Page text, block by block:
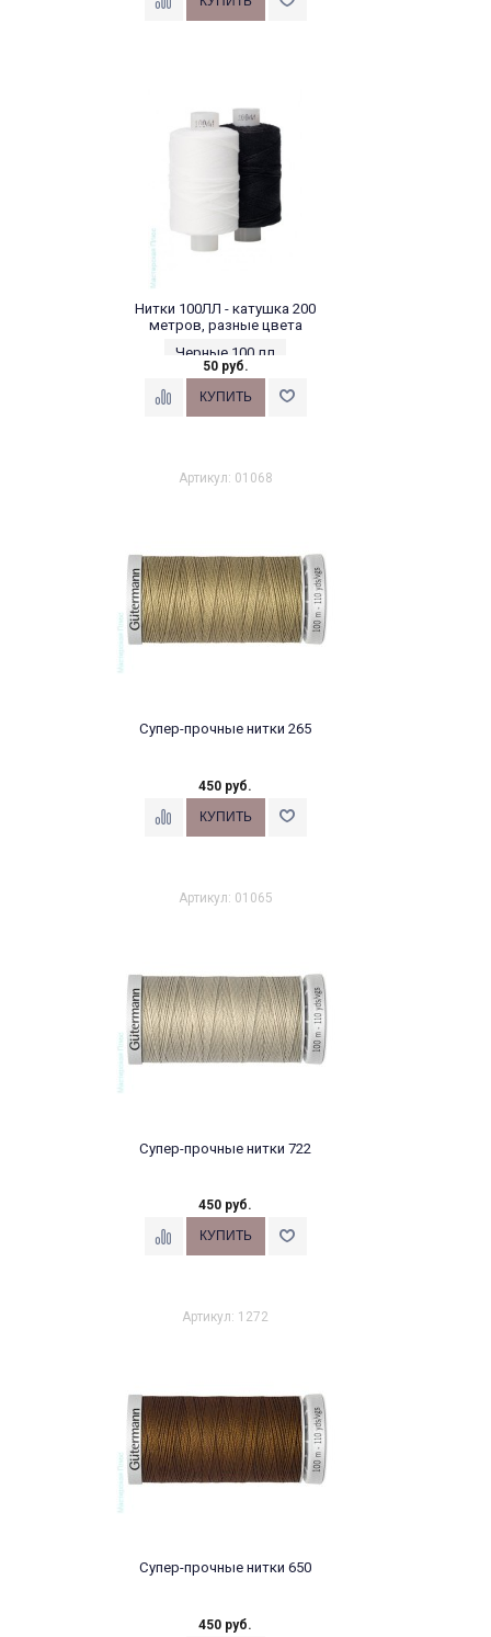
Нитки 100ЛЛ - катушка 200
метров, разные цвета
Черные 100 лл
50 руб.
Артикул: 01068
Супер-прочные нитки 265
450 руб.
Артикул: 01065
Супер-прочные нитки 722
450 руб.
Артикул: 1272
Супер-прочные нитки 650
450 руб.